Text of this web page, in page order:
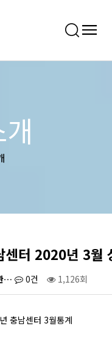
센터 2020년 3월
… 0건 1,126회
충남센터 3월통계